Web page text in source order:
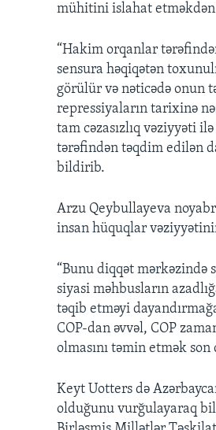
mühitini islahat
“Hakim orqanlar
sensura həqiqətən
görülür və nəticədə onun
repressiyaların tarixinə
tam cəzasızlıq vəziyyəti
tərəfindən təqdim edilən
bildirib.
Arzu Qeybullayeva
insan hüquqlar
“Bunu diqqət mərkəzində
siyasi məhbusların
təqib etməyi
COP-dan əvvəl, COP
olmasını təmin etmək
Keyt Uotters də
olduğunu vurğulayaraq